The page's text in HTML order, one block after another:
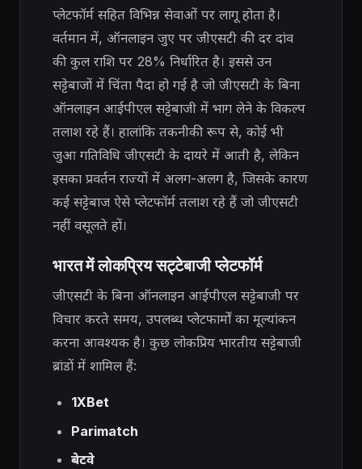
प्लेटफॉर्म सहित विभिन्न सेवाओं पर लागू होता है।
वर्तमान में, ऑनलाइन जुए पर जीएसटी की दर दांव
की कुल राशि पर 28% निर्धारित है। इससे उन
सट्टेबाजों में चिंता पैदा हो गई है जो जीएसटी के बिना
ऑनलाइन आईपीएल सट्टेबाजी में भाग लेने के विकल्प
तलाश रहे हैं। हालांकि तकनीकी रूप से, कोई भी
जुआ गतिविधि जीएसटी के दायरे में आती है, लेकिन
इसका प्रवर्तन राज्यों में अलग-अलग है, जिसके कारण
कई सट्टेबाज ऐसे प्लेटफॉर्म तलाश रहे हैं जो जीएसटी
नहीं वसूलते हों।
भारत में लोकप्रिय सट्टेबाजी प्लेटफॉर्म
जीएसटी के बिना ऑनलाइन आईपीएल सट्टेबाजी पर
विचार करते समय, उपलब्ध प्लेटफार्मों का मूल्यांकन
करना आवश्यक है। कुछ लोकप्रिय भारतीय सट्टेबाजी
ब्रांडों में शामिल हैं:
1XBet
Parimatch
बेटवे